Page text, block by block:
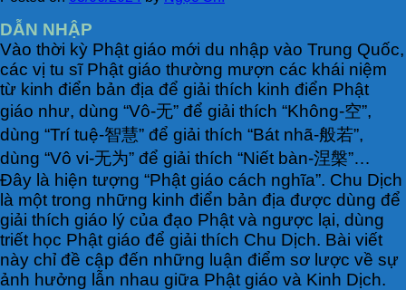
DẪN NHẬP
Vào thời kỳ Phật giáo mới du nhập vào Trung Quốc,
các vị tu sĩ Phật giáo thường mượn các khái niệm
từ kinh điển bản địa để giải thích kinh điển Phật
giáo như, dùng “Vô-无” để giải thích “Không-空”,
dùng “Trí tuệ-智慧” để giải thích “Bát nhã-般若”,
dùng “Vô vi-无为” để giải thích “Niết bàn-涅槃”…
Đây là hiện tượng “Phật giáo cách nghĩa”. Chu Dịch
là một trong những kinh điển bản địa được dùng để
giải thích giáo lý của đạo Phật và ngược lại, dùng
triết học Phật giáo để giải thích Chu Dịch. Bài viết
này chỉ đề cập đến những luận điểm sơ lược về sự
ảnh hưởng lẫn nhau giữa Phật giáo và Kinh Dịch.